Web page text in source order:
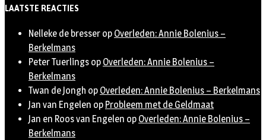
LAATSTE REACTIES
Nelleke de bresser op Overleden: Annie Bolenius –
Berkelmans
Peter Tuerlings op Overleden: Annie Bolenius –
Berkelmans
Twan de Jongh op Overleden: Annie Bolenius – Berkelmans
Jan van Engelen op Probleem met de Geldmaat
Jan en Roos van Engelen op Overleden: Annie Bolenius –
Berkelmans